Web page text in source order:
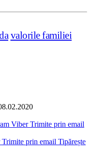
valorile familiei
Viber Trimite prin email
Trimite prin email Tipărește